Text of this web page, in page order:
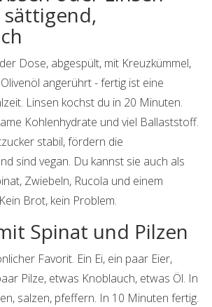
Dose, abgespült, mit Kreuzkümmel,
angerührt - fertig ist eine
Linsen kochst du in 20 Minuten.
Kohlenhydrate und viel Ballaststoff.
stabil, fördern die
sind vegan. Du kannst sie auch als
Zwiebeln, Rucola und einem
Brot, kein Problem.
Spinat und Pilzen
Favorit. Ein Ei, ein paar Eier,
Pilze, etwas Knoblauch, etwas Öl. In
salzen, pfeffern. In 10 Minuten fertig.